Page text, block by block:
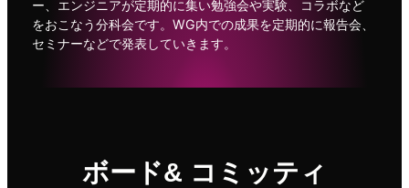
ー、エンジニアが定期的に集い勉強会や実験、コラボなど
をおこなう分科会です。WG内での成果を定期的に報告会、
セミナーなどで発表していきます。
ボード& コミッティ